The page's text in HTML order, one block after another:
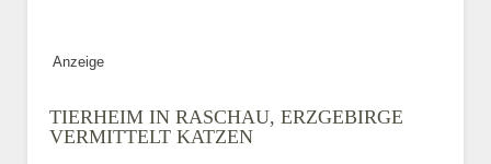
Keine Datei ausgewählt
Anzeige
TIERHEIM IN RASCHAU, ERZGEBIRGE
VERMITTELT KATZEN